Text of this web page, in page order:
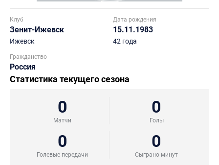
Клуб
Зенит-Ижевск
Ижевск
Дата рождения
15.11.1983
42 года
Гражданство
Россия
Статистика текущего сезона
0
Матчи
0
Голы
0
Голевые передачи
0
Сыграно минут